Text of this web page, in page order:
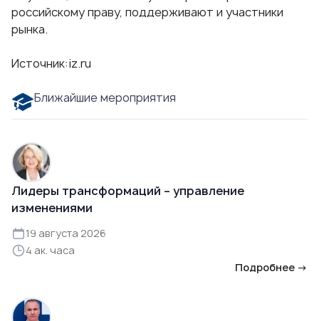
российскому праву, поддерживают и участники
рынка.
Источник:iz.ru
Ближайшие мероприятия
Лидеры трансформаций – управление
изменениями
19 августа 2026
4 ак. часа
Подробнее →